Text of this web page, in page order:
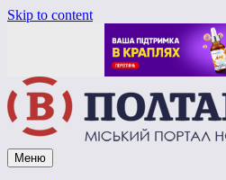
Skip to content
Vpoltave.info
Полтавський портал новин
Меню